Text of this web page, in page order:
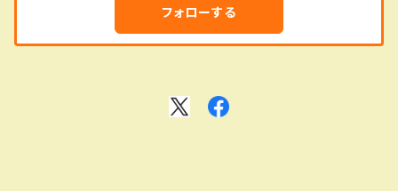
フォローする